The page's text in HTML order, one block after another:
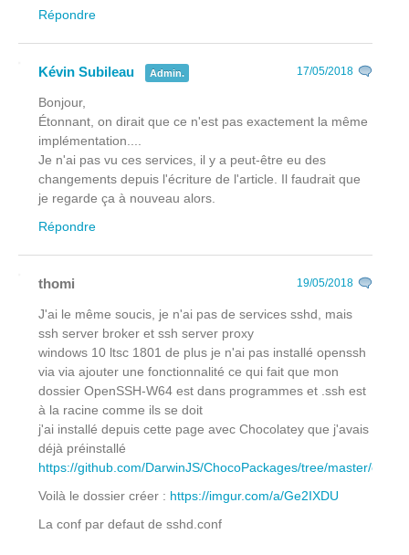
Répondre
Kévin Subileau Admin. 17/05/2018
Bonjour,
Étonnant, on dirait que ce n'est pas exactement la même
implémentation....
Je n'ai pas vu ces services, il y a peut-être eu des
changements depuis l'écriture de l'article. Il faudrait que
je regarde ça à nouveau alors.
Répondre
thomi 19/05/2018
J'ai le même soucis, je n'ai pas de services sshd, mais
ssh server broker et ssh server proxy
windows 10 ltsc 1801 de plus je n'ai pas installé openssh
via via ajouter une fonctionnalité ce qui fait que mon
dossier OpenSSH-W64 est dans programmes et .ssh est
à la racine comme ils se doit
j'ai installé depuis cette page avec Chocolatey que j'avais
déjà préinstallé
https://github.com/DarwinJS/ChocoPackages/tree/master/
Voilà le dossier créer : https://imgur.com/a/Ge2IXDU
La conf par defaut de sshd.conf